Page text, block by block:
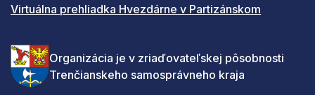
Virtuálna prehliadka Hvezdárne v Partizánskom
Organizácia je v zriaďovateľskej pôsobnosti
Trenčianskeho samosprávneho kraja